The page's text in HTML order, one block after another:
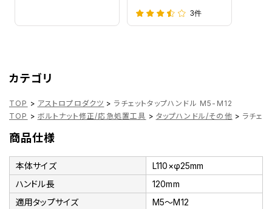
3件
カテゴリ
TOP > アストロプロダクツ > ラチェットタップハンドル M5-M12
TOP > ボルトナット修正/応急処置工具 > タップハンドル/その他 > ラチェ
商品仕様
本体サイズ
L110×φ25mm
ハンドル長
120mm
適用タップサイズ
M5～M12